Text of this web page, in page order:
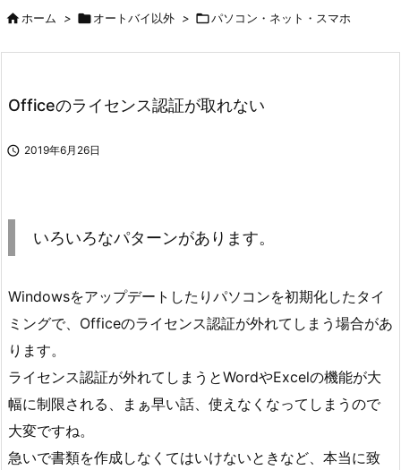
ホーム > オートバイ以外 > パソコン・ネット・スマホ
Officeのライセンス認証が取れない
 2019年6月26日
いろいろなパターンがあります。
Windowsをアップデートしたりパソコンを初期化したタイ
ミングで、Officeのライセンス認証が外れてしまう場合があ
ります。
ライセンス認証が外れてしまうとWordやExcelの機能が大
幅に制限される、まぁ早い話、使えなくなってしまうので
大変ですね。
急いで書類を作成しなくてはいけないときなど、本当に致